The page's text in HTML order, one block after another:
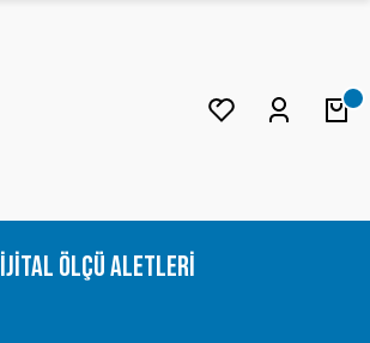
Ölçü Aletleri